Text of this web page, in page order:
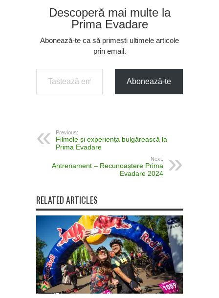
Descoperă mai multe la
Prima Evadare
Abonează-te ca să primești ultimele articole
prin email.
Tastează emailul tău...
Abonează-te
Previous:
Filmele și experiența bulgărească la
Prima Evadare
Next:
Antrenament – Recunoaștere Prima
Evadare 2024
RELATED ARTICLES